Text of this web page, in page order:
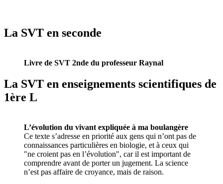
La SVT en seconde
Livre de SVT 2nde du professeur Raynal
La SVT en enseignements scientifiques de
1ère L
L’évolution du vivant expliquée à ma boulangère
Ce texte s’adresse en priorité aux gens qui n’ont pas de
connaissances particulières en biologie, et à ceux qui
"ne croient pas en l’évolution", car il est important de
comprendre avant de porter un jugement. La science
n’est pas affaire de croyance, mais de raison.